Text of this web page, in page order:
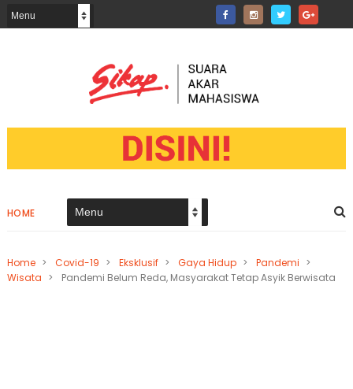
HOME
Home > Covid-19 > Eksklusif > Gaya Hidup > Pandemi >
Wisata > Pandemi Belum Reda, Masyarakat Tetap Asyik Berwisata